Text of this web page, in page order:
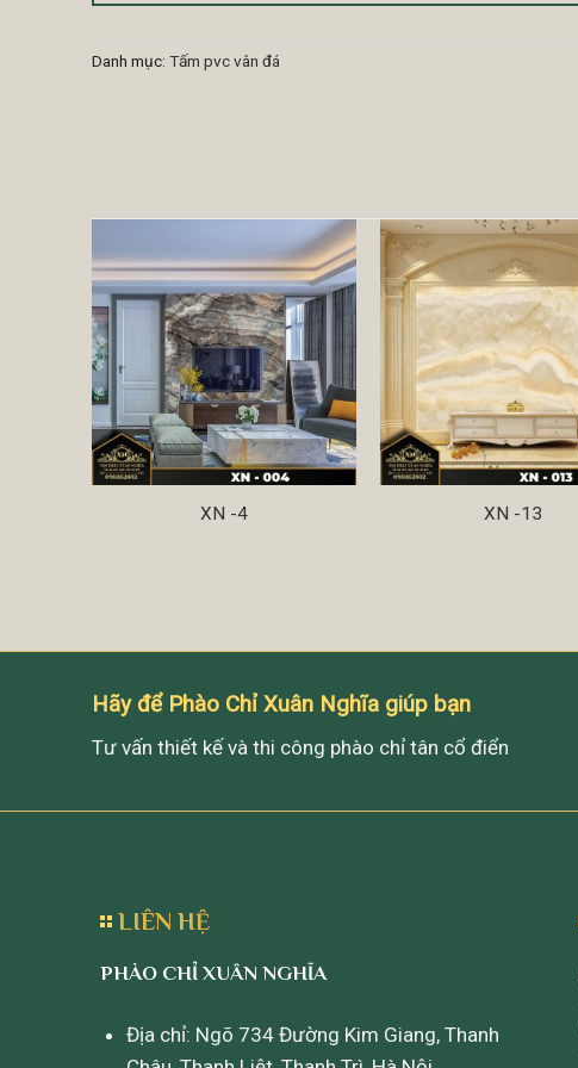
Danh mục: Tấm pvc vân đá
XN -4 XN -13
Hãy để Phào Chỉ Xuân Nghĩa giúp bạn
Tư vấn thiết kế và thi công phào chỉ tân cổ điển
LIÊN HỆ
PHÀO CHỈ XUÂN NGHĨA
Địa chỉ: Ngõ 734 Đường Kim Giang, Thanh